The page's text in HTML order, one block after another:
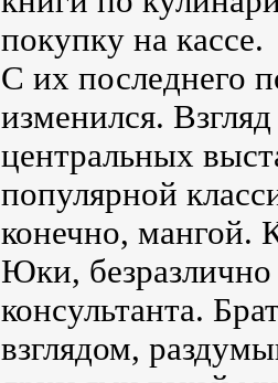
покупку на кассе.
С их последнего
изменился.
центральных
популярной
конечно, мангой.
Юки,
консультанта.
взглядом,